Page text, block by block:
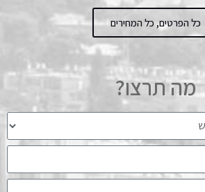
כל הפרטים, כל המחירים
מה תרצו?